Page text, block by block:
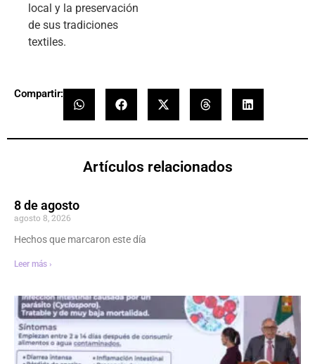
local y la preservación
de sus tradiciones
textiles.
Compartir:
Artículos relacionados
8 de agosto
agosto 8, 2026
Hechos que marcaron este día
Leer más ›